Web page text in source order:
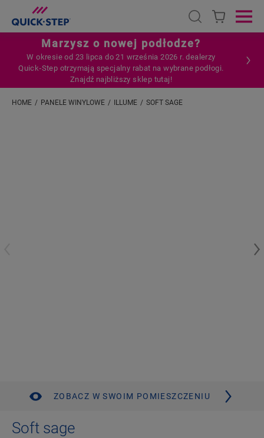
Open search
Marzysz o nowej podłodze?
W okresie od 23 lipca do 21 września 2026 r. dealerzy
Quick‑Step otrzymają specjalny rabat na wybrane podłogi.
Znajdź najbliższy sklep tutaj!
HOME PANELE WINYLOWE ILLUME SOFT SAGE
ZOBACZ W SWOIM POMIESZCZENIU
Soft sage